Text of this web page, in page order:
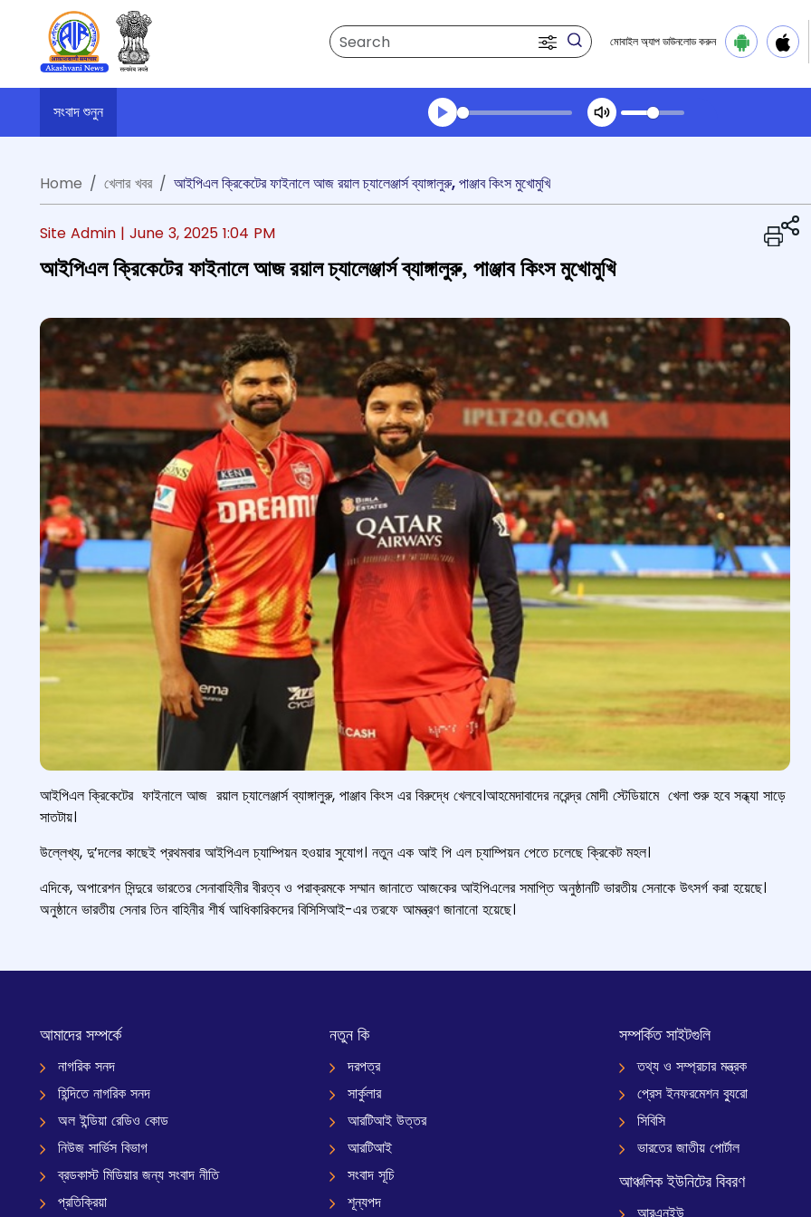
Search মোবাইল অ্যাপ ডাউনলোড করুন
সংবাদ শুনুন
Transcript summary
Home
খেলার খবর আইপিএল ক্রিকেটের ফাইনালে আজ রয়াল চ্যালেঞ্জার্স ব্যাঙ্গালুরু, পাঞ্জাব কিংস মুখোমুখি
Site Admin | June 3, 2025 1:04 PM
আইপিএল ক্রিকেটের ফাইনালে আজ রয়াল চ্যালেঞ্জার্স ব্যাঙ্গালুরু, পাঞ্জাব কিংস মুখোমুখি
আইপিএল ক্রিকেটের ফাইনালে আজ রয়াল চ্যালেঞ্জার্স ব্যাঙ্গালুরু, পাঞ্জাব কিংস এর বিরুদ্ধে খেলবে।আহমেদাবাদের নরেন্দ্র মোদী স্টেডিয়ামে খেলা শুরু হবে সন্ধ্যা সাড়ে
সাতটায়।
উল্লেখ্য, দু’দলের কাছেই প্রথমবার আইপিএল চ্যাম্পিয়ন হওয়ার সুযোগ। নতুন এক আই পি এল চ্যাম্পিয়ন পেতে চলেছে ক্রিকেট মহল।
এদিকে, অপারেশন সিন্দুরে ভারতের সেনাবাহিনীর বীরত্ব ও পরাক্রমকে সম্মান জানাতে আজকের আইপিএলের সমাপ্তি অনুষ্ঠানটি ভারতীয় সেনাকে উৎসর্গ করা হয়েছে।
অনুষ্ঠানে ভারতীয় সেনার তিন বাহিনীর শীর্ষ আধিকারিকদের বিসিসিআই-এর তরফে আমন্ত্রণ জানানো হয়েছে।
আমাদের সম্পর্কে
নাগরিক সনদ
হিন্দিতে নাগরিক সনদ
অল ইন্ডিয়া রেডিও কোড
নিউজ সার্ভিস বিভাগ
ব্রডকাস্ট মিডিয়ার জন্য সংবাদ নীতি
প্রতিক্রিয়া
নতুন কি
দরপত্র
সার্কুলার
আরটিআই উত্তর
আরটিআই
সংবাদ সূচি
শূন্যপদ
সম্পর্কিত সাইটগুলি
তথ্য ও সম্প্রচার মন্ত্রক
প্রেস ইনফরমেশন ব্যুরো
সিবিসি
ভারতের জাতীয় পোর্টাল
আঞ্চলিক ইউনিটের বিবরণ